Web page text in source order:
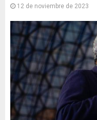
12 de noviembre de 2023